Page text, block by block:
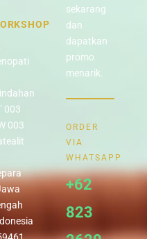
003
003
sekarang
dan
dapatkan
promo
menarik.
ORDER
VIA
WHATSAPP
+62
823